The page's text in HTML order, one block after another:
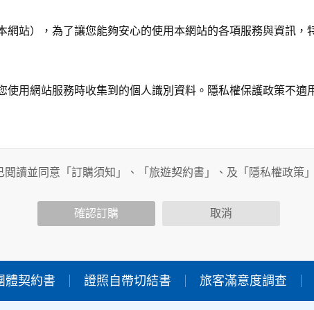
網站），為了讓您能夠安心的使用本網站的各項服務與資訊
使用網站服務時收集到的個人識別資料。隱私權保護政策不
時，我們將視該服務功能性質，請您提供必要的個人資料，
他用途。
能時，會保留您所提供的姓名、電子郵件地址、聯絡方式及使
容進行統計與分析，分析結果之統計數據或說明文字呈現，
項資訊安全設備及必要的安全防護措施，加以保護網站及您
有保密合約，如有違反保密義務者，將會受到相關的法律處分
閱讀並同意「訂購須知」、「旅遊契約書」、及「隱私權政策
確認訂購 取消
體契約書 證照自帶切結書 旅客滿意度調查